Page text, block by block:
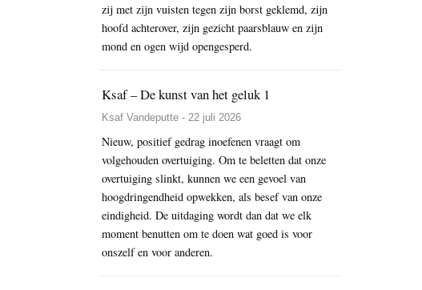
zij met zijn vuisten tegen zijn borst geklemd, zijn
hoofd achterover, zijn gezicht paarsblauw en zijn
mond en ogen wijd opengesperd.
Ksaf – De kunst van het geluk 1
Ksaf Vandeputte - 22 juli 2026
Nieuw, positief gedrag inoefenen vraagt om
volgehouden overtuiging. Om te beletten dat onze
overtuiging slinkt, kunnen we een gevoel van
hoogdringendheid opwekken, als besef van onze
eindigheid. De uitdaging wordt dan dat we elk
moment benutten om te doen wat goed is voor
onszelf en voor anderen.